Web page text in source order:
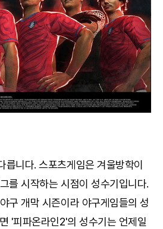
릅니다. 스포츠게임은 겨울방학이
를 시작하는 시점이 성수기입니다.
구 개막 시즌이라 야구게임들의 성
'피파온라인2'의 성수기는 언제일